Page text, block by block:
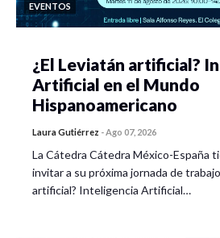
EVENTOS
¿El Leviatán artificial?
Artificial en el Mundo
Hispanoamericano
Laura Gutiérrez -Ago 07, 2026
La Cátedra Cátedra México-España
invitar a su próxima jornada de
artificial? Inteligencia Artificial…